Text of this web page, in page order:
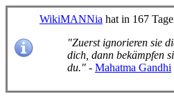
WikiMANNia hat in 167
"Zuerst ignorieren sie
dich, dann bekämpfen
du." - Mahatma Gandhi